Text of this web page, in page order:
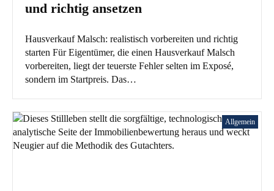
und richtig ansetzen
Hausverkauf Malsch: realistisch vorbereiten und richtig
starten Für Eigentümer, die einen Hausverkauf Malsch
vorbereiten, liegt der teuerste Fehler selten im Exposé,
sondern im Startpreis. Das…
Allgemein